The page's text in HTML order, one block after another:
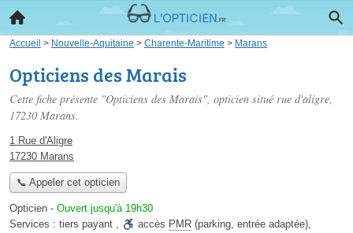
Accueil > Nouvelle-Aquitaine > Charente-Maritime > Marans
Opticiens des Marais
Cette fiche présente "Opticiens des Marais", opticien situé rue d'aligre,
17230 Marans.
1 Rue d'Aligre
17230 Marans
📞 Appeler cet opticien
Opticien - Ouvert jusqu'à 19h30
Services : tiers payant , accès PMR (parking, entrée adaptée),